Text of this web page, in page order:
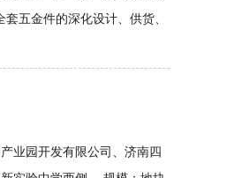
五金件的深化设计、供货、
业园开发有限公司、济南四